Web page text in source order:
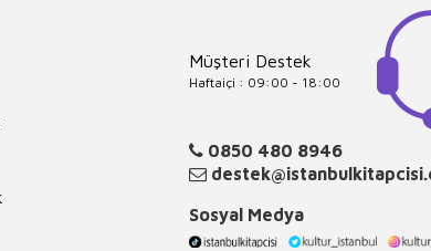
Müşteri Destek
Haftaiçi : 09:00 - 18:00
0850 480 8946
Sosyal Medya